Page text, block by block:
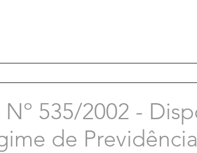
Nº 535/2002 -
de